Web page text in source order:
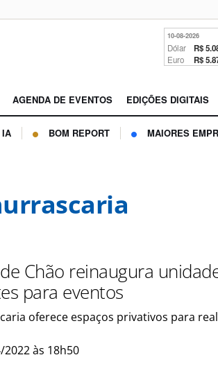
10-08-2026
Dólar R$
Euro R$
AGENDA DE EVENTOS EDIÇÕES DIGITAIS
IA BOM REPORT MAIORES
Chão reinaugura
para eventos
oferece espaços privativos para
2022 às 18h50